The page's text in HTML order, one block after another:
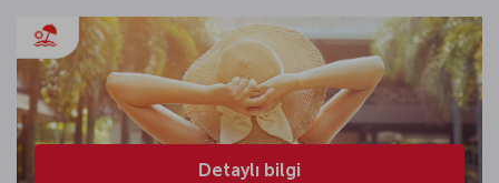
Detaylı bilgi